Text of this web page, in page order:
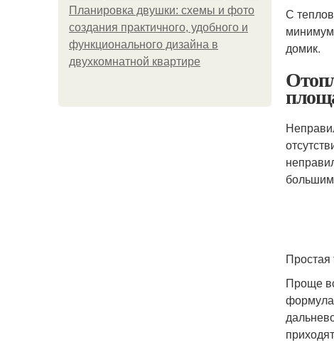
Планировка двушки: схемы и фото
создания практичного, удобного и
функционального дизайна в
двухкомнатной квартире
С
минимум
домик.
большим
Простая
Проще